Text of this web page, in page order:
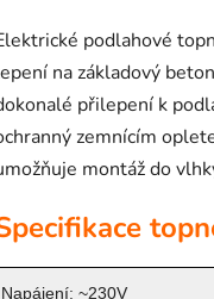
podlahové
na základový
přilepení k
zemnícím
montáž do
Napájení: ~230V